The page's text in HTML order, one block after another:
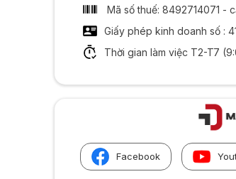
Mã số thuế: 8492714071 -
Giấy phép kinh doanh số :
Thời gian làm việc T2-T7
Facebook